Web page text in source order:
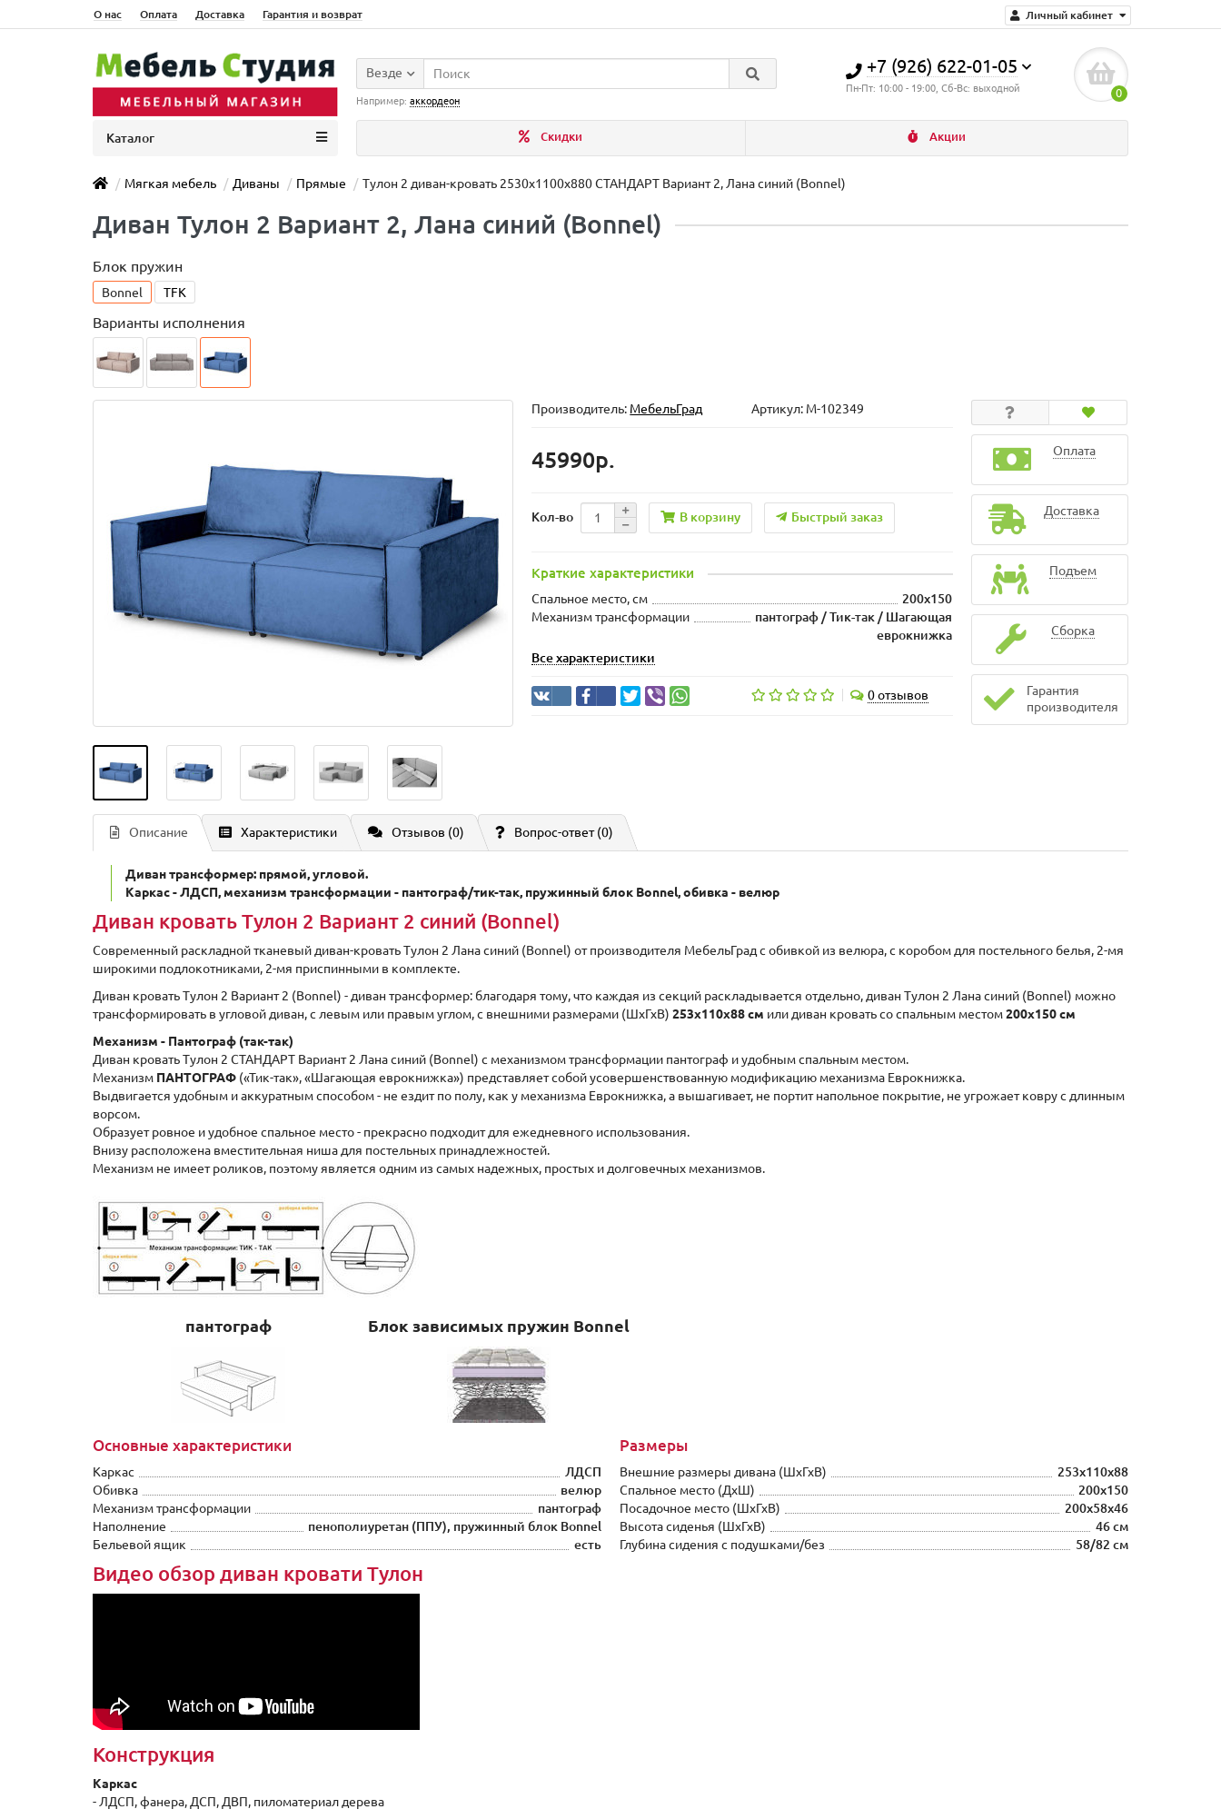
Личный кабинет
О нас Оплата Доставка Гарантия и возврат
+7 (926) 622-01-05
Пн-Пт: 10:00 - 19:00, Сб-Вс: выходной 0
Везде
Например: аккордеон
Скидки Акции
Каталог
Мягкая мебель Диваны Прямые Тулон 2 диван-кровать 2530х1100х880 СТАНДАРТ Вариант 2, Лана синий (Bonnel)
Диван Тулон 2 Вариант 2, Лана синий (Bonnel)
Блок пружин
Bonnel TFK
Варианты исполнения
Производитель: МебельГрад Артикул: M-102349
45990р.
Кол-во В корзину Быстрый заказ
Краткие характеристики
Спальное место, см
200x150
Механизм трансформации
пантограф / Тик-так / Шагающая
еврокнижка
Все характеристики
0 отзывов
Оплата
Доставка
Подъем
Сборка
Гарантия
производителя
Описание Характеристики Отзывов (0) Вопрос-ответ(0)
Диван трансформер: прямой, угловой.
Каркас - ЛДСП, механизм трансформации - пантограф/тик-так, пружинный блок Bonnel, обивка - велюр
Диван кровать Тулон 2 Вариант 2 синий (Bonnel)
Современный раскладной тканевый диван-кровать Тулон 2 Лана синий (Bonnel) от производителя МебельГрад с обивкой из велюра, с коробом для постельного белья, 2-мя
широкими подлокотниками, 2-мя приспинными в комплекте.
Диван кровать Тулон 2 Вариант 2 (Bonnel) - диван трансформер: благодаря тому, что каждая из секций раскладывается отдельно, диван Тулон 2 Лана синий (Bonnel) можно
трансформировать в угловой диван, с левым или правым углом, с внешними размерами (ШxГхВ) 253х110х88 см или диван кровать со спальным местом200х150 см
Механизм - Пантограф (так-так)
Диван кровать Тулон 2 СТАНДАРТ Вариант 2 Лана синий (Bonnel) с механизмом трансформации пантограф и удобным спальным местом.
Механизм ПАНТОГРАФ («Тик-так», «Шагающая еврокнижка») представляет собой усовершенствованную модификацию механизма Еврокнижка.
Выдвигается удобным и аккуратным способом - не ездит по полу, как у механизма Еврокнижка, а вышагивает, не портит напольное покрытие, не угрожает ковру с длинным
ворсом.
Образует ровное и удобное спальное место - прекрасно подходит для ежедневного использования.
Внизу расположена вместительная ниша для постельных принадлежностей.
Механизм не имеет роликов, поэтому является одним из самых надежных, простых и долговечных механизмов.
пантограф Блок зависимых пружин Bonnel
Основные характеристики
Каркас
ЛДСП
Обивка
велюр
Механизм трансформации
пантограф
Наполнение
пенополиуретан (ППУ), пружинный блок Bonnel
Бельевой ящик
есть
Размеры
Внешние размеры дивана (ШxГхВ)
253х110х88
Спальное место (ДхШ)
200х150
Посадочное место (ШxГхВ)
200х58х46
Высота сиденья (ШxГхВ)
46 см
Глубина сидения с подушками/без
58/82 см
Видео обзор диван кровати Тулон
Конструкция
Каркас
- ЛДСП, фанера, ДСП, ДВП, пиломатериал дерева